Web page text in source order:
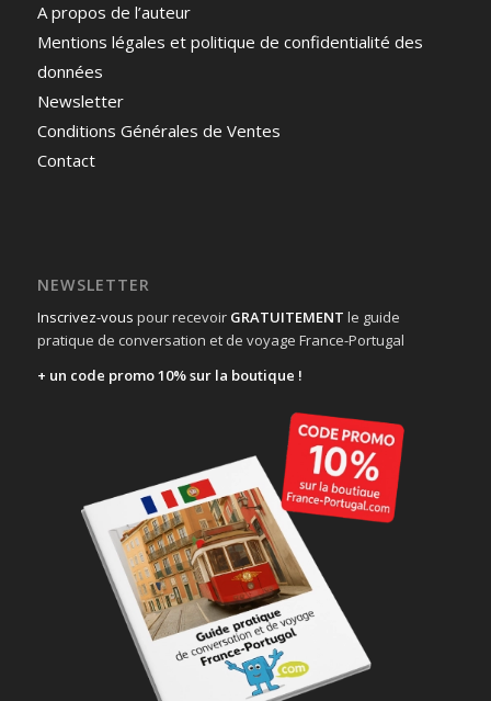
A propos de l’auteur
Mentions légales et politique de confidentialité des
données
Newsletter
Conditions Générales de Ventes
Contact
NEWSLETTER
Inscrivez-vous pour recevoir GRATUITEMENT le guide
pratique de conversation et de voyage France-Portugal
+ un code promo 10% sur la boutique !